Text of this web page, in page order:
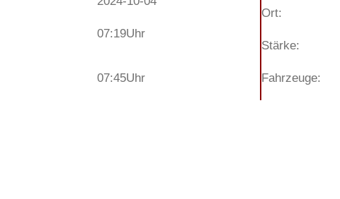
07:19Uhr
07:45Uhr
Ort:
Stärke:
Fahrzeuge: